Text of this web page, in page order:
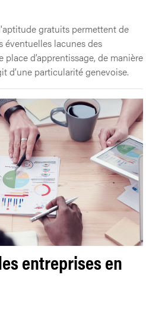
gratuits permettent de
éventuelles lacunes des
d’apprentissage, de manière
d’une particularité genevoise.
entreprises en